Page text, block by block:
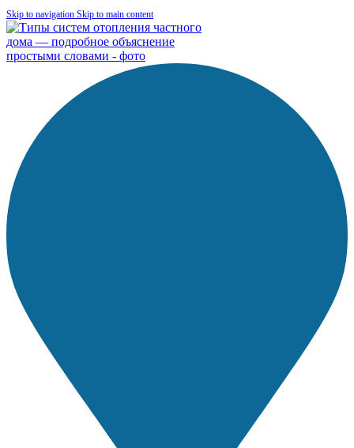
Skip to navigation Skip to main content